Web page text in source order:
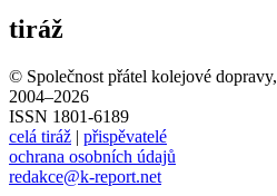
tiráž
© Společnost přátel kolejové dopravy,
2004–2026
ISSN 1801-6189
celá tiráž | přispěvatelé
ochrana osobních údajů
redakce@k-report.net